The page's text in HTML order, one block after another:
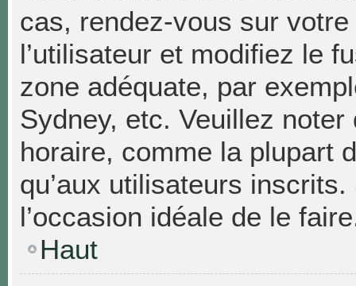
cas, rendez-vous sur
l’utilisateur et modifiez le
zone adéquate, par
Sydney, etc. Veuillez
horaire, comme la plupart
qu’aux utilisateurs
l’occasion idéale de le
Haut